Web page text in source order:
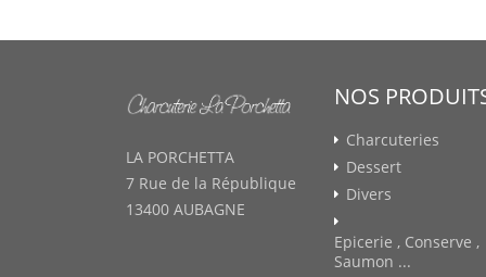
LA PORCHETTA
7 Rue de la République
13400 AUBAGNE
NOS
Charcuteries
Dessert
Divers
Epicerie , Conserve ,
Saumon ...